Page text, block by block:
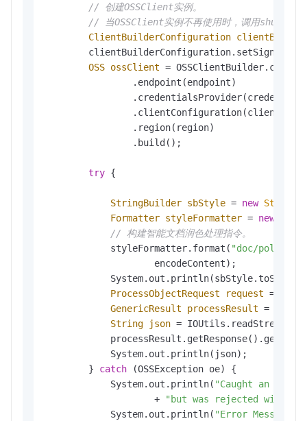
// 创建OSSClient实例。
// 当OSSClient实例不再使用时，调用shutdown
ClientBuilderConfiguration
OSS ossClient =
                .endpoint(endpoint)
                .region(region)
                .build();
try {
StringBuilder sbStyle = new
Formatter styleFormatter = new
// 构建智能文档润色处理指令。
            styleFormatter.format(
"doc/
                    encodeContent);
ProcessObjectRequest
request =
GenericResult
processResult =
String
json =
            System.out.println(json);
        }
catch (OSSException oe) {
            System.out.println(
"Caught an
                    +
"but was rejected with an
            System.out.println(
"Error Message:"